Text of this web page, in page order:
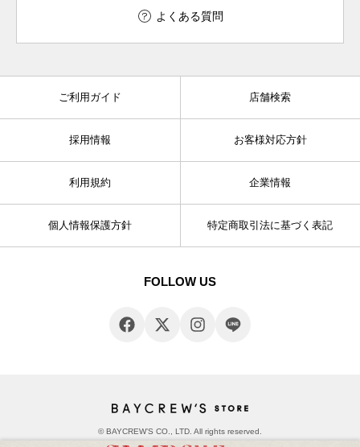
よくある質問
ご利用ガイド 店舗検索
採用情報 お客様対応方針
利用規約 企業情報
個人情報保護方針 特定商取引法に基づく表記
FOLLOW US
© BAYCREW’S CO., LTD. All rights reserved.